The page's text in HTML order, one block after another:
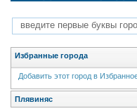
Избранные города
Добавить этот город в
Плявиняс